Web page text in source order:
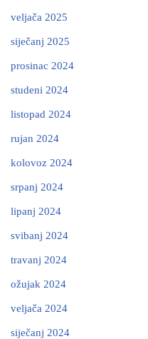
veljača 2025
siječanj 2025
prosinac 2024
studeni 2024
listopad 2024
rujan 2024
kolovoz 2024
srpanj 2024
lipanj 2024
svibanj 2024
travanj 2024
ožujak 2024
veljača 2024
siječanj 2024